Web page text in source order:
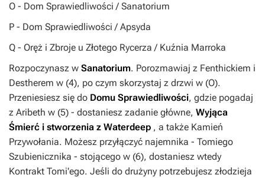
O - Dom Sprawiedliwości / Sanatorium
P - Dom Sprawiedliwości / Apsyda
Q - Oręż i Zbroje u Złotego Rycerza / Kuźnia Marroka
Rozpoczynasz w Sanatorium. Porozmawiaj z Fenthickiem i
Destherem w (4), po czym skorzystaj z drzwi w (O).
Przeniesiesz się do Domu Sprawiedliwości, gdzie pogadaj
z Aribeth w (5) - dostaniesz zadanie główne, Wyjąca
Śmierć i stworzenia z Waterdeep , a także Kamień
Przywołania. Możesz przyłączyć najemnika - Tomiego
Szubienicznika - stojącego w (6), dostaniesz wtedy
Kontrakt Tomi'ego. Jeśli do drużyny potrzebujesz złodzieja